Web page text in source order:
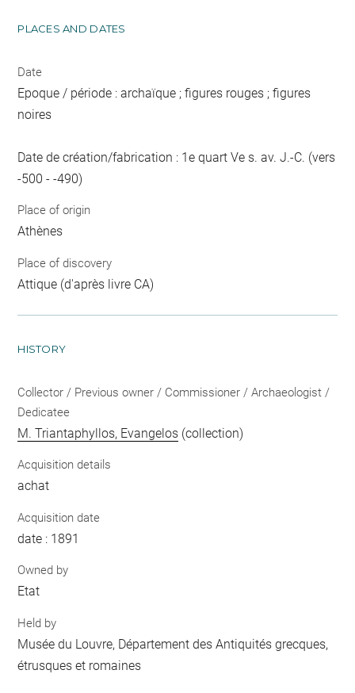
PLACES AND DATES
Date
Epoque / période : archaïque ; figures rouges ; figures
noires
Date de création/fabrication : 1e quart Ve s. av. J.-C. (vers
-500 - -490)
Place of origin
Athènes
Place of discovery
Attique (d'après livre CA)
HISTORY
Collector / Previous owner / Commissioner / Archaeologist /
Dedicatee
M. Triantaphyllos, Evangelos (collection)
Acquisition details
achat
Acquisition date
date : 1891
Owned by
Etat
Held by
Musée du Louvre, Département des Antiquités grecques,
étrusques et romaines